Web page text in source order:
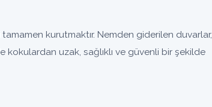
kurutmaktır. Nemden giderilen duvarlar,
kokulardan uzak, sağlıklı ve güvenli bir şekilde